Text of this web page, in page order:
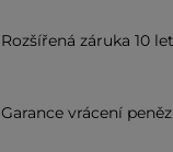
Rozšířená záruka 10 let
Garance vrácení peněz